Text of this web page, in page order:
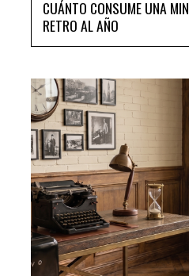
CUÁNTO CONSUME UNA
RETRO AL AÑO